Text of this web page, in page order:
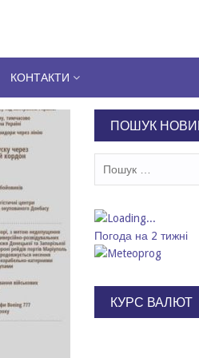
КОНТАКТИ
ПОШУК
Погода на 2 тижні
КУРС ВАЛЮТ